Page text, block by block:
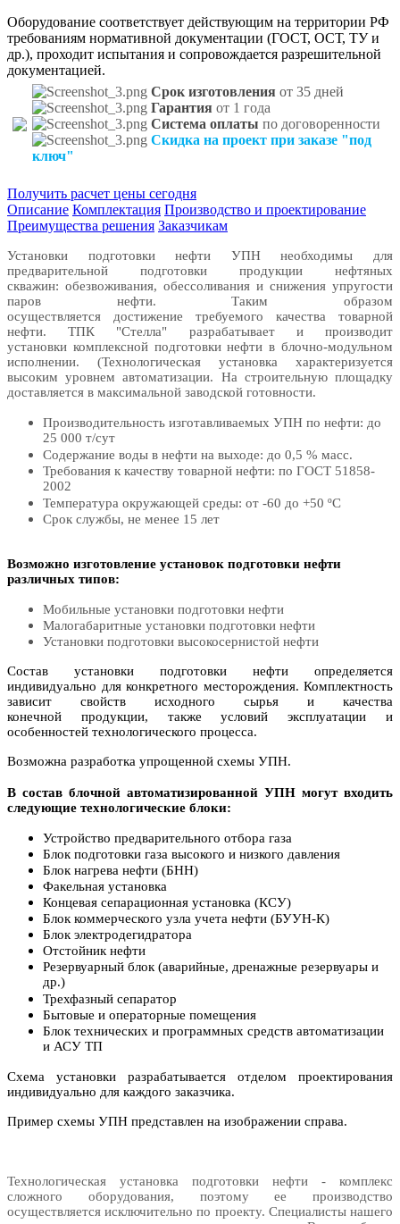
Оборудование соответствует действующим на территории РФ
требованиям нормативной документации (ГОСТ, ОСТ, ТУ и
др.), проходит испытания и сопровождается разрешительной
документацией.
Срок изготовления от 35 дней
Гарантия от 1 года
Система оплаты по договоренности
Скидка на проект при заказе "под
ключ"
Получить расчет цены сегодня
Описание Комплектация Производство и проектирование
Преимущества решения Заказчикам
Установки подготовки нефти УПН необходимы для
предварительной подготовки продукции нефтяных
скважин: обезвоживания, обессоливания и снижения упругости
паров нефти. Таким образом
осуществляется достижение требуемого качества товарной
нефти. ТПК "Стелла" разрабатывает и производит
установки комплексной подготовки нефти в блочно-модульном
исполнении. (Технологическая установка характеризуется
высоким уровнем автоматизации. На строительную площадку
доставляется в максимальной заводской готовности.
Производительность изготавливаемых УПН по нефти: до
25 000 т/сут
Содержание воды в нефти на выходе: до 0,5 % масс.
Требования к качеству товарной нефти: по ГОСТ 51858-
2002
Температура окружающей среды: от -60 до +50 ºС
Срок службы, не менее 15 лет
Возможно изготовление установок подготовки нефти
различных типов:
Мобильные установки подготовки нефти
Малогабаритные установки подготовки нефти
Установки подготовки высокосернистой нефти
Состав установки подготовки нефти определяется
индивидуально для конкретного месторождения. Комплектность
зависит свойств исходного сырья и качества
конечной продукции, также условий эксплуатации и
особенностей технологического процесса.
Возможна разработка упрощенной схемы УПН.
В состав блочной автоматизированной УПН могут входить
следующие технологические блоки:
Устройство предварительного отбора газа
Блок подготовки газа высокого и низкого давления
Блок нагрева нефти (БНН)
Факельная установка
Концевая сепарационная установка (КСУ)
Блок коммерческого узла учета нефти (БУУН-К)
Блок электродегидратора
Отстойник нефти
Резервуарный блок (аварийные, дренажные резервуары и
др.)
Трехфазный сепаратор
Бытовые и операторные помещения
Блок технических и программных средств автоматизации
и АСУ ТП
Схема установки разрабатывается отделом проектирования
индивидуально для каждого заказчика.
Пример схемы УПН представлен на изображении справа.
Технологическая установка подготовки нефти - комплекс
сложного оборудования, поэтому ее производство
осуществляется исключительно по проекту. Специалисты нашего